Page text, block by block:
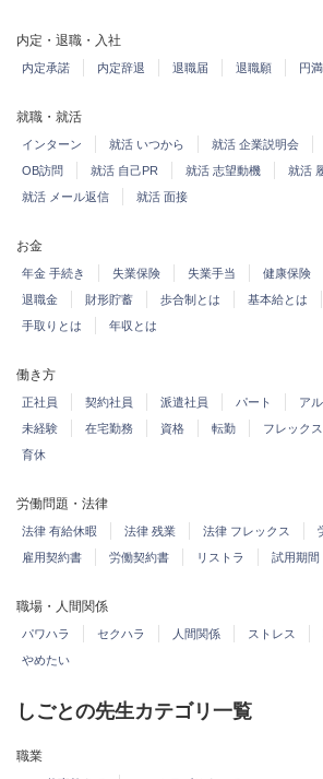
内定・退職・入社
内定承諾 内定辞退 退職届 退職願 円
就職・就活
インターン 就活 いつから 就活 企業説明会
OB訪問
就活 自己PR 就活 志望動機 就活
就活 メール返信
就活 面接
お金
年金 手続き 失業保険 失業手当 健康保険
退職金
財形貯蓄 歩合制とは 基本給とは
手取りとは
年収とは
働き方
正社員 契約社員 派遣社員 パート ア
未経験
在宅勤務 資格 転勤 フレックス
育休
労働問題・法律
法律 有給休暇 法律 残業 法律 フレックス
雇用契約書
労働契約書 リストラ 試用期間
職場・人間関係
パワハラ セクハラ 人間関係 ストレス
やめたい
しごとの先生カテゴリ一覧
職業